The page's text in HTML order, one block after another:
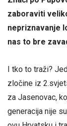
zaboraviti
nepriznavanje
nas to bre
I tko to traži?
zločine iz
za Jasenovac,
generacija nije